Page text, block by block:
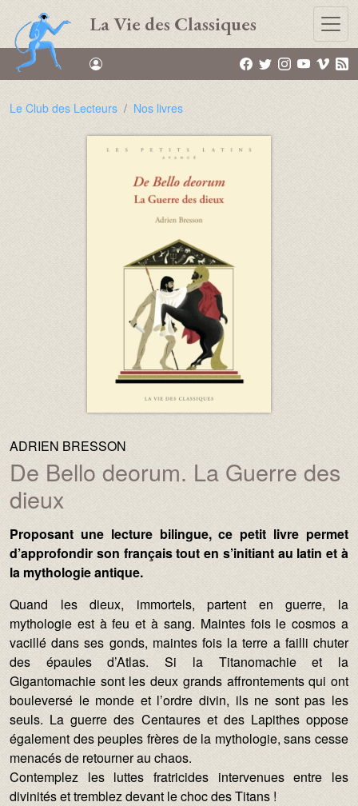
Aller au contenu principal
La Vie des Classiques
Le Club des Lecteurs Nos livres
Image :
Image :
AUTEURS :
ADRIEN BRESSON
De Bello deorum. La Guerre des
dieux
Texte :
Proposant une lecture bilingue, ce petit livre permet
d’approfondir son français tout en s’initiant au latin et à
la mythologie antique.
Quand les dieux, immortels, partent en guerre, la
mythologie est à feu et à sang. Maintes fois le cosmos a
vacillé dans ses gonds, maintes fois la terre a failli chuter
des épaules d’Atlas. Si la Titanomachie et la
Gigantomachie sont les deux grands affrontements qui ont
bouleversé le monde et l’ordre divin, ils ne sont pas les
seuls. La guerre des Centaures et des Lapithes oppose
également des peuples frères de la mythologie, sans cesse
menacés de retourner au chaos.
Contemplez les luttes fratricides intervenues entre les
divinités et tremblez devant le choc des Titans !